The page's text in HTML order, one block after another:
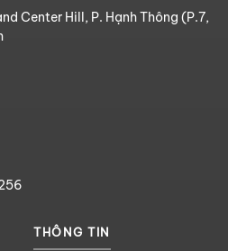
Center Hill, P. Hạnh Thông (P.7,
THÔNG TIN